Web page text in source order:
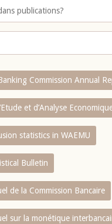
Commission Annual
et d’Analyse
statistics in WAEMU
Bulletin
de la Commission Bancaire
sur la monétique